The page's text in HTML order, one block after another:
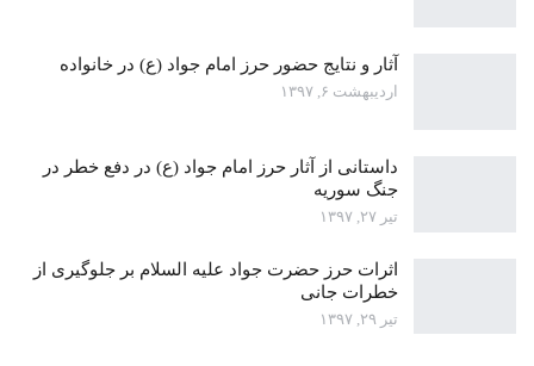
آثار و نتایج حضور حرز امام جواد (ع) در خانواده
اردیبهشت ۶, ۱۳۹۷
داستانی از آثار حرز امام جواد (ع) در دفع خطر در
جنگ سوریه
تیر ۲۷, ۱۳۹۷
اثرات حرز حضرت جواد علیه السلام بر جلوگیری از
خطرات جانی
تیر ۲۹, ۱۳۹۷